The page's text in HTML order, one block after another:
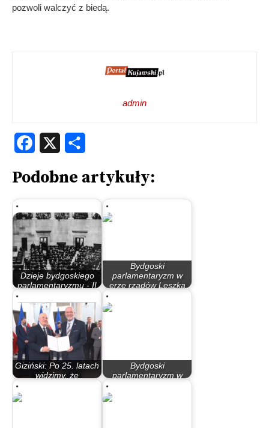
pozwoli walczyć z biedą.
admin
Facebook
Podobne artykuły:
Dzieje bydgoskiego
parlamentaryzmu - II
Bydgoski
parlamentaryzm w
erze rządów Leszka
Giziński: Po 25. latach
widzimy, że
Bydgoski
parlamentaryzm w